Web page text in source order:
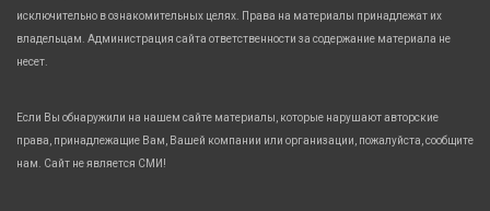
исключительно в ознакомительных целях. Права на материалы принадлежат их
владельцам. Администрация сайта ответственности за содержание материала не
несет.
Если Вы обнаружили на нашем сайте материалы, которые нарушают авторские
права, принадлежащие Вам, Вашей компании или организации, пожалуйста, сообщите
нам. Сайт не является СМИ!